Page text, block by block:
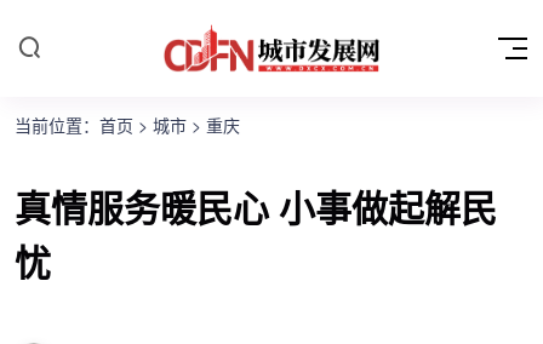
当前位置： 首页 > 城市 > 重庆
真情服务暖民心 小事做起解民
忧